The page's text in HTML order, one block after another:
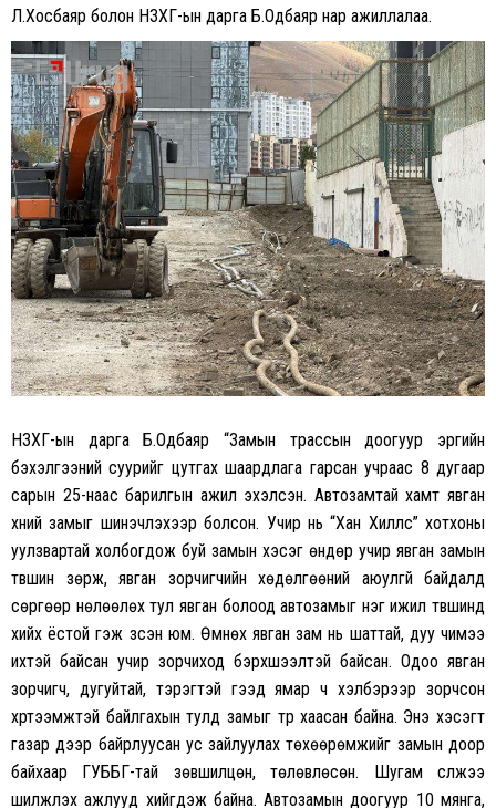
Л.Хосбаяр болон НЗХГ-ын дарга Б.Одбаяр нар ажиллалаа.
НЗХГ-ын дарга Б.Одбаяр “Замын трассын доогуур эргийн
бэхэлгээний суурийг цутгах шаардлага гарсан учраас 8 дугаар
сарын 25-наас барилгын ажил эхэлсэн. Автозамтай хамт явган
хүний замыг шинэчлэхээр болсон. Учир нь “Хан Хиллс” хотхоны
уулзвартай холбогдож буй замын хэсэг өндөр учир явган замын
түвшин зөрж, явган зорчигчийн хөдөлгөөний аюулгүй байдалд
сөргөөр нөлөөлөх тул явган болоод автозамыг нэг ижил түвшинд
хийх ёстой гэж үзсэн юм. Өмнөх явган зам нь шаттай, дуу чимээ
ихтэй байсан учир зорчиход бэрхшээлтэй байсан. Одоо явган
зорчигч, дугуйтай, тэрэгтэй гээд ямар ч хэлбэрээр зорчсон
хүртээмжтэй байлгахын тулд замыг түр хаасан байна. Энэ хэсэгт
газар дээр байрлуусан ус зайлуулах төхөөрөмжийг замын доор
байхаар ГУББГ-тай зөвшилцөн, төлөвлөсөн. Шугам сүлжээ
шилжүүлэх ажлууд хийгдэж байна. Автозамын доогуур 10 мянга,